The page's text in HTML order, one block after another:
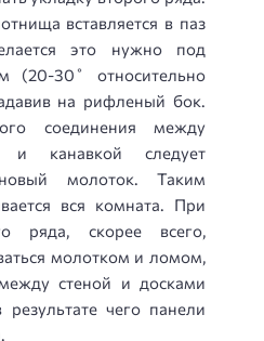
вставляется в паз
это нужно под
(20-30˚ относительно
на рифленый бок.
соединения между
канавкой следует
молоток. Таким
вся комната. При
ряда, скорее всего,
молотком и ломом,
стеной и досками
чего панели